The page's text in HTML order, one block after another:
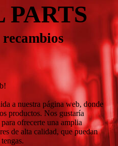
a nuestra página web, donde
productos. Nos gustaría
ofrecerte una amplia
de alta calidad, que puedan